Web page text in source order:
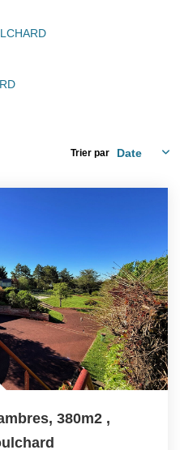
Trier par
380m2 ,